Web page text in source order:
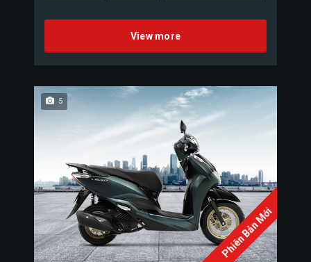
View more
Phiên Bản Mới
5